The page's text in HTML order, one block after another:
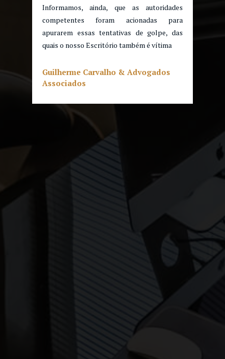
Informamos, ainda, que as autoridades
competentes foram acionadas para
apurarem essas tentativas de golpe, das
quais o nosso Escritório também é vítima
Guilherme Carvalho & Advogados
Associados